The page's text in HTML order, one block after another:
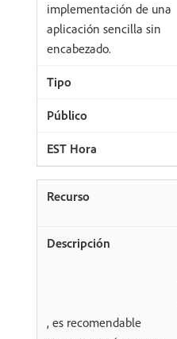
implementación de una
aplicación sencilla sin
encabezado.
, es recomendable